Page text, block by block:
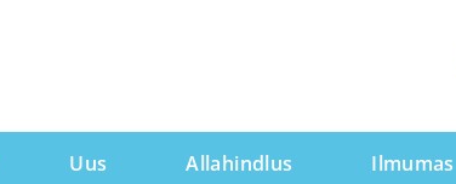
Uus Allahindlus Ilmumas